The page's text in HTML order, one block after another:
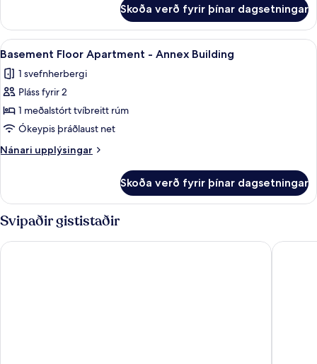
Apartment
Annex
Skoða verð fyrir þínar dagsetningar
Skoða
allar
myndir
fyrir
Basement
Floor
Apartment
-
Building
Basement Floor Apartment -
3
Basement Floor Apartment - Annex Building
1 svefnherbergi
Pláss fyrir 2
1 meðalstórt tvíbreitt rúm
Ókeypis þráðlaust net
Nánari upplýsingar
Nánari
Floor
Apartment
-
Building
Skoða verð fyrir þínar dagsetningar
Svipaðir gististaðir
Lalinn Hotel Golden